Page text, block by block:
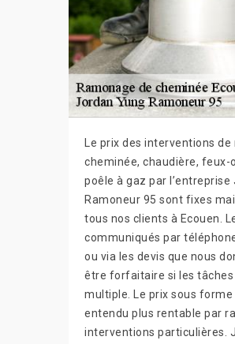
Le prix des interventions
cheminée, chaudière,
poêle à gaz par l’entreprise
Ramoneur 95 sont fixes
tous nos clients à Ecouen.
communiqués par
ou via les devis que nous
être forfaitaire si les
multiple. Le prix sous
entendu plus rentable par
interventions particulières.